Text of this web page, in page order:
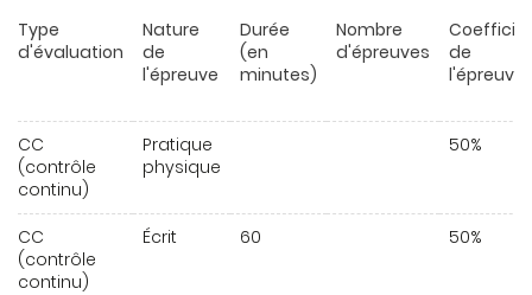
Type
d'évaluation
Nature
de
l'épreuve
Durée
(en
minutes)
Nombre
d'épreuves
de
l'épreuve
CC
(contrôle
continu)
Pratique
physique
50%
CC
(contrôle
continu)
Écrit 60 50%